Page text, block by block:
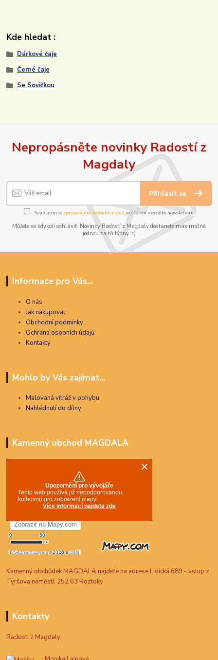
Kde hledat :
Dárkové čaje
Černé čaje
Se Sovičkou
Nepropásněte novinky Radostí z
Magdaly
Přihlásit se
Souhlasím se zpracováním osobních údajůza účelem rozesílky newsletteru.
Můžete se kdykoli odhlásit. Novinky Radostí z Magdaly dostanete maximálně
jednou za tři týdny :o)
Informace pro Vás...
O nás
Jak nakupovat
Obchodní podmínky
Ochrana osobních údajů
Kontakty
Mohlo by Vás zajímat...
Malovaná vitráž v pohybu
Nahlédnutí do dílny
Kamenný obchod MAGDALA
Kamenný obchůdek MAGDALA najdete na adrese Lidická 689 - vstup z
Tyršova náměstí, 252 63 Roztoky
Kontakty
Radosti z Magdaly